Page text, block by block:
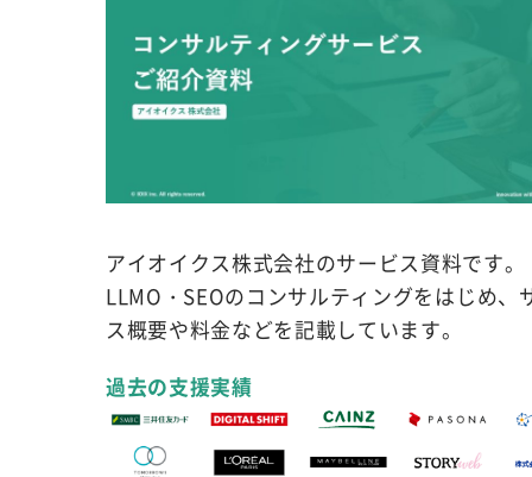
アイオイクス株式会社のサービス資料です。
LLMO・SEOのコンサルティングをはじめ、
ス概要や料金などを記載しています。
過去の支援実績